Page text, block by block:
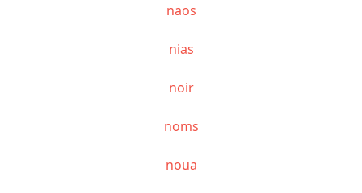
naos
nias
noir
noms
noua